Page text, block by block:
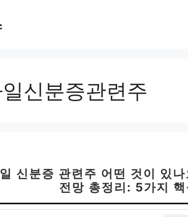
신분증관련주
신분증 관련주 어떤 것이 있
전망 총정리: 5가지 핵